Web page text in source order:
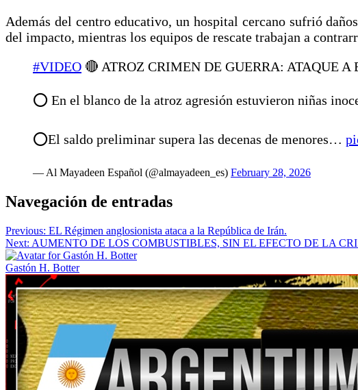
Además del centro educativo, un hospital cercano sufrió
del impacto, mientras los equipos de rescate trabajan a
#VIDEO 🔴 ATROZ CRIMEN DE GUERRA: ATAQUE
⭕️ En el blanco de la atroz agresión estuvieron niñas
⭕️El saldo preliminar supera las decenas de menores…
— Al Mayadeen Español (@almayadeen_es) February 28, 2026
Navegación de entradas
Previous: EL Régimen anglosionista ataca a la República de Irán.
Next: AUMENTO DE LOS COMBUSTIBLES, SIN EL EFECTO DE LA
Gastón H. Botter